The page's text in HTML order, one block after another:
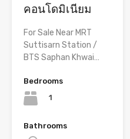
คอนโดมิเนียม
For Sale Near MRT
Suttisarn Station /
BTS Saphan Khwai…
Bedrooms
1
Bathrooms